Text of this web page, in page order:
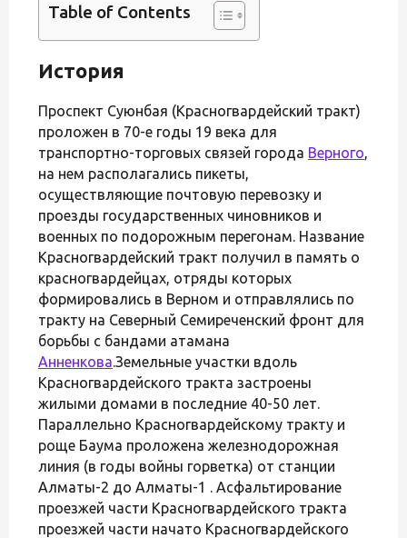
Table of Contents
История
Проспект Суюнбая (Красногвардейский тракт)
проложен в 70-е годы 19 века для
транспортно-торговых связей города Верного,
на нем располагались пикеты,
осуществляющие почтовую перевозку и
проезды государственных чиновников и
военных по подорожным перегонам. Название
Красногвардейский тракт получил в память о
красногвардейцах, отряды которых
формировались в Верном и отправлялись по
тракту на Северный Семиреченский фронт для
борьбы с бандами атамана
Анненкова.Земельные участки вдоль
Красногвардейского тракта застроены
жилыми домами в последние 40-50 лет.
Параллельно Красногвардейскому тракту и
роще Баума проложена железнодорожная
линия (в годы войны горветка) от станции
Алматы-2 до Алматы-1 . Асфальтирование
проезжей части Красногвардейского тракта
проезжей части начато Красногвардейского